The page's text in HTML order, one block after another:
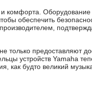
комфорта. Оборудование
обеспечить
только предоставляют
устройств Yamaha
как будто великий